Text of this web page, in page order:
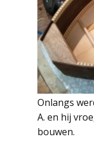
Onlangs
A. en hij
bouwen.